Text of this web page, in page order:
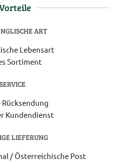
ART
Lebensart
Sortiment
Kundendienst
LIEFERUNG
/ Österreichische Post